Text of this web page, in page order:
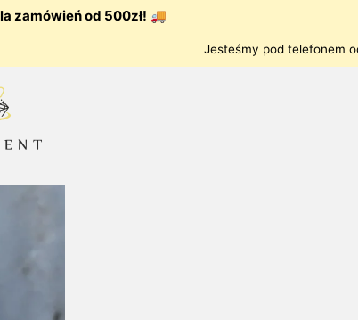
zamówień od 500zł! 🚚
Jesteśmy pod telefonem